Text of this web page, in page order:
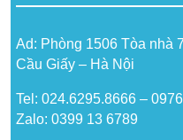
Ad: Phòng 1506 Tòa nhà
Cầu Giấy – Hà Nội
Tel: 024.6295.8666 –
Zalo: 0399 13 6789